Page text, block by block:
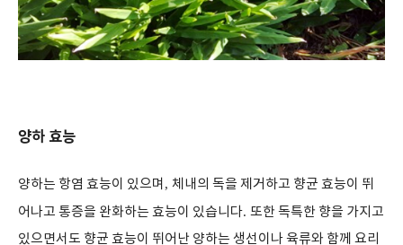
양하 효능
양하는 항염 효능이 있으며 , 체내의 독을 제거하고 향균 효능이 뛰
어나고 통증을 완화하는 효능이 있습니다. 또한 독특한 향을 가지고
있으면서도 향균 효능이 뛰어난 양하는 생선이나 육류와 함께 요리